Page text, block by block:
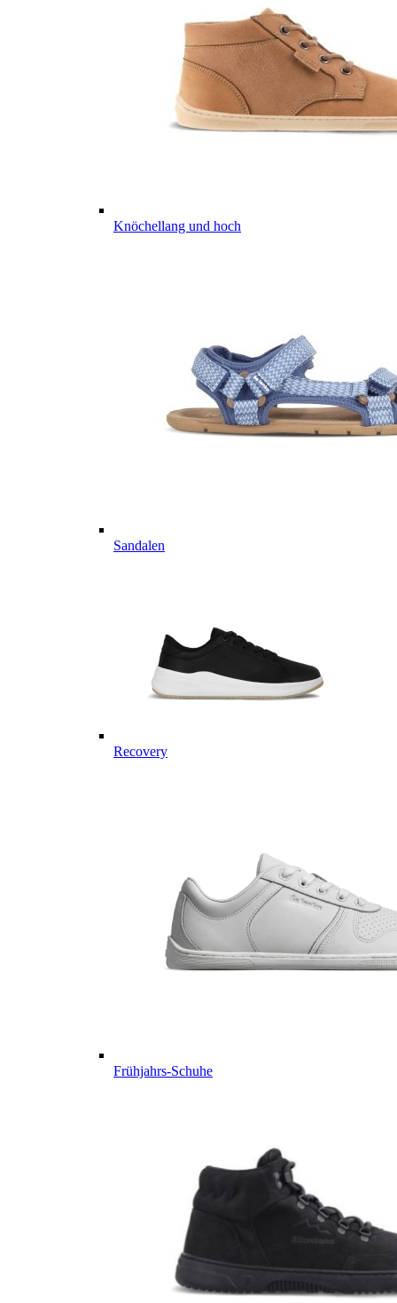
Knöchellang und hoch
Sandalen
Recovery
Frühjahrs-Schuhe